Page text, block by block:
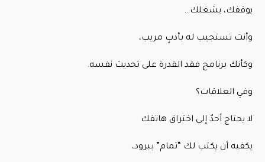
يوقفك، يشغلك…
وأنت تستجيب له بأدبٍ مريب،
وكأنك برنامج فقد القدرة على تحديث نفسه.
وفي العلاقات؟
لا يحتاج أحدٌ إلى اختراق هاتفك
يكفيه أن يكتب لك “تمام” ببرود،